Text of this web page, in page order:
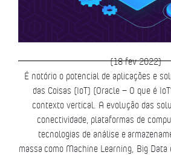
(18 fev 2022)
É notório o potencial de aplicações e
das Coisas (IoT) (Oracle – O que é
contexto vertical. A evolução das
conectividade, plataformas de
tecnologias de análise e
massa como Machine Learning, Big